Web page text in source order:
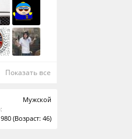
Показать все
Мужской
(Возраст: 46)